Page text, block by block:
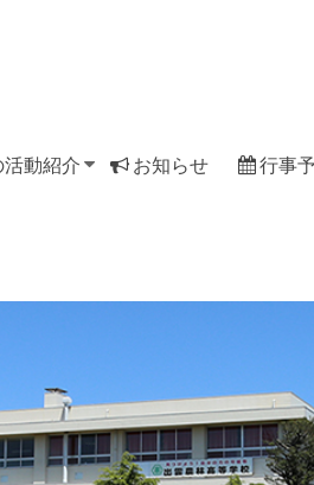
動紹介 お知らせ 行事